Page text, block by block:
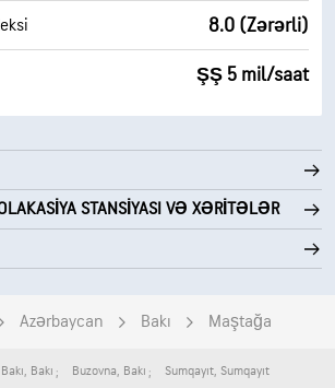
8.0 (Zərərli)
ŞŞ 5 mil/saat
STANSIYASI VƏ XƏRITƏLƏR
Azərbaycan Bakı Maştağa
Bakı, Bakı Buzovna, Bakı Sumqayıt, Sumqayıt